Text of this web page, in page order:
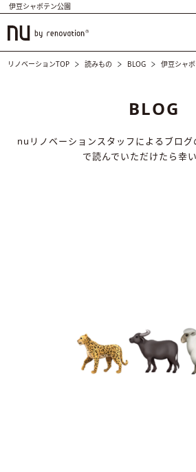
伊豆シャボテン公園
リノベーションTOP 読みもの BLOG 伊豆シャ
BLOG
nuリノベーションスタッフによるブログ
で読んでいただけたら幸い